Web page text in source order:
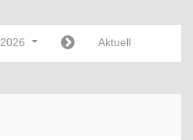
2026 Aktuell